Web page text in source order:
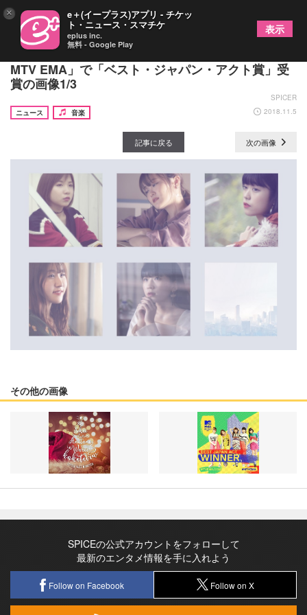
リトグリ ヨーロッパ最大級の音楽授賞式「2018
MTV EMA」で「ベスト・ジャパン・アクト賞」受
賞の画像1/3
SPICER
ニュース
音楽 2018.11.5
記事に戻る 次の画像
その他の画像
SPICEの公式アカウントをフォローして
最新のエンタメ情報を手に入れよう
Follow on Facebook Follow on X
× e＋(イープラス)アプリ - チケッ
ト・ニュース・スマチケ
eplus inc.
無料 - Google Play
表示